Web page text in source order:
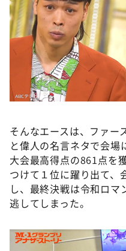
そんなエースは、ファー
と偉人の名言ネタで会
大会最高得点の861点を
つけて１位に躍り出て、
し、最終決戦は令和ロマ
逃してしまった。